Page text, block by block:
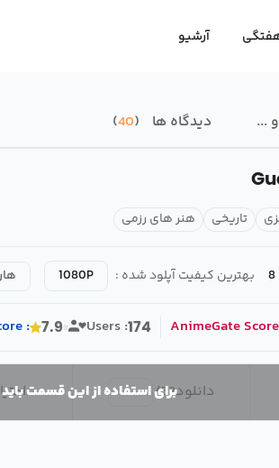
آرشیو
... دیدگاه ها 40
تاریخی هنر های رزمی
بهترین کیفیت آپلود شده : 1080P
: 7.9 Users :174 AnimeGateScore
دانلود52
/
برای استفاده از این قسمت